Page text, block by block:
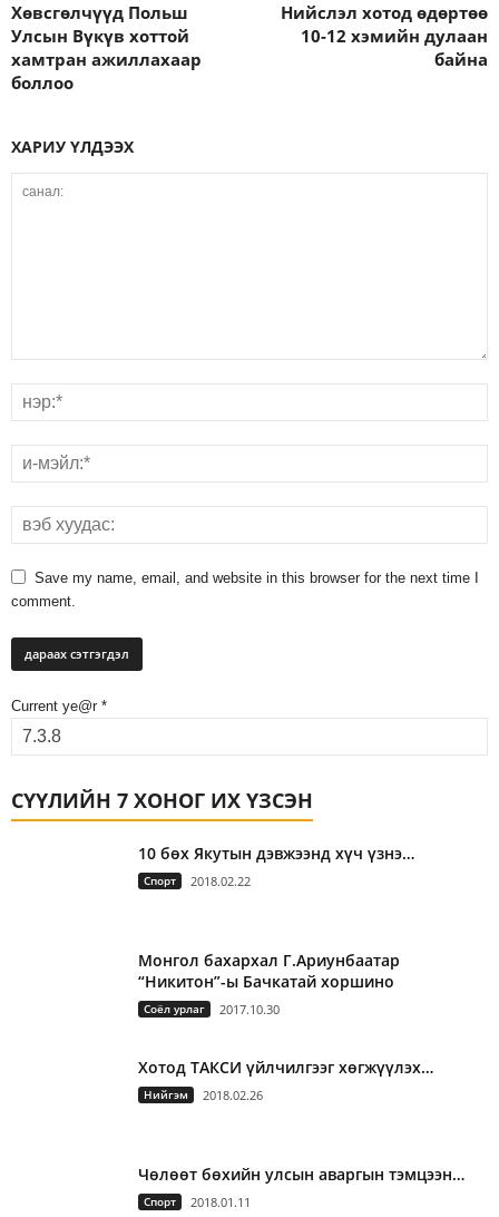
Хөвсгөлчүүд Польш
Улсын Вүкүв хоттой
хамтран ажиллахаар
боллоо
Нийслэл хотод өдөртөө
10-12 хэмийн дулаан
байна
ХАРИУ ҮЛДЭЭХ
Save my name, email, and website in this browser for the next time I
comment.
Current ye@r *
СҮҮЛИЙН 7 ХОНОГ ИХ ҮЗСЭН
10 бөх Якутын дэвжээнд хүч үзнэ…
Спорт 2018.02.22
Монгол бахархал Г.Ариунбаатар
“Никитон”-ы Бачкатай хоршино
Соёл урлаг 2017.10.30
Хотод ТАКСИ үйлчилгээг хөгжүүлэх…
Нийгэм 2018.02.26
Чөлөөт бөхийн улсын аваргын тэмцээн…
Спорт 2018.01.11